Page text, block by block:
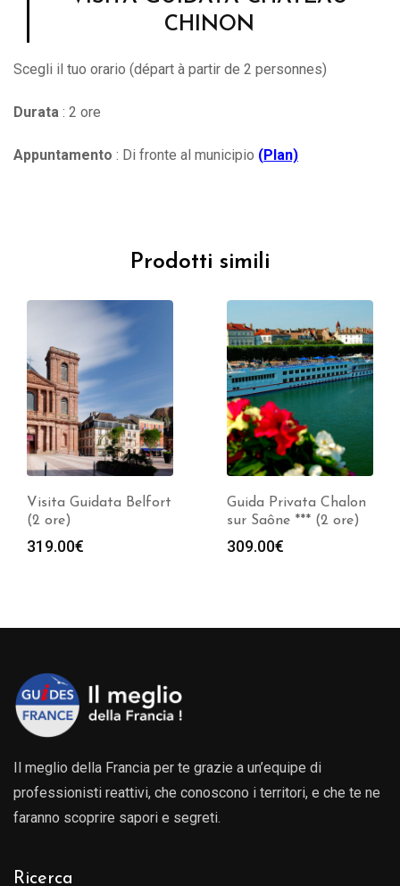
CHINON
Scegli il tuo orario (départ à partir de 2 personnes)
Durata : 2 ore
Appuntamento : Di fronte al municipio (Plan)
Prodotti simili
Visita Guidata Belfort
(2 ore)
319.00€
Guida Privata Chalon
sur Saône *** (2 ore)
309.00€
Il meglio della Francia per te grazie a un’equipe di
professionisti reattivi, che conoscono i territori, e che te ne
faranno scoprire sapori e segreti.
Ricerca